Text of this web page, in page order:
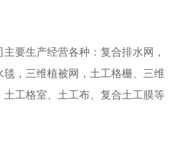
要生产经营各种：复合排水网，
，三维植被网，土工格栅、三维
工格室、土工布、复合土工膜等